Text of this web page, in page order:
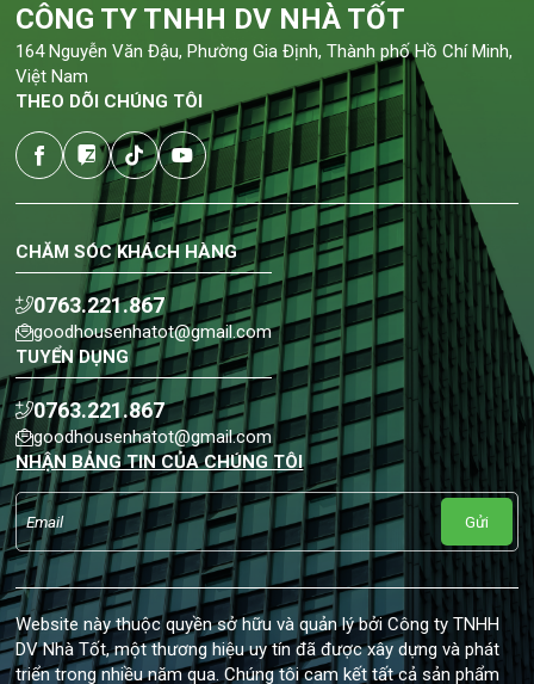
CÔNG TY TNHH DV NHÀ TỐT
164 Nguyễn Văn Đậu, Phường Gia Định, Thành phố Hồ Chí Minh,
Việt Nam
THEO DÕI CHÚNG TÔI
CHĂM SÓC KHÁCH HÀNG
0763.221.867
goodhousenhatot@gmail.com
TUYỂN DỤNG
0763.221.867
goodhousenhatot@gmail.com
NHẬN BẢNG TIN CỦA CHÚNG TÔI
Gửi
Website này thuộc quyền sở hữu và quản lý bởi Công ty TNHH
DV Nhà Tốt, một thương hiệu uy tín đã được xây dựng và phát
triển trong nhiều năm qua. Chúng tôi cam kết tất cả sản phẩm